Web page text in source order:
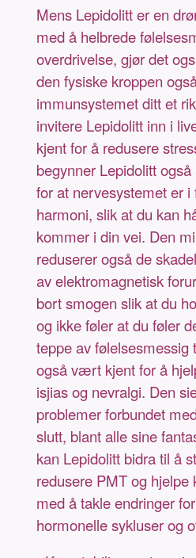
Mens Lepidolitt er en
med å helbrede
overdrivelse, gjør det
den fysiske kroppen
immunsystemet ditt et
invitere Lepidolitt inn i
kjent for å redusere
begynner Lepidolitt
for at nervesystemet er i
harmoni, slik at du kan
kommer i din vei. Den
reduserer også de
av elektromagnetisk
bort smogen slik at du
og ikke føler at du føler
teppe av følelsesmessig
også vært kjent for å
isjias og nevralgi. Den
problemer forbundet
slutt, blant alle sine
kan Lepidolitt bidra til å
redusere PMT og hjelpe
med å takle endringer
hormonelle sykluser og